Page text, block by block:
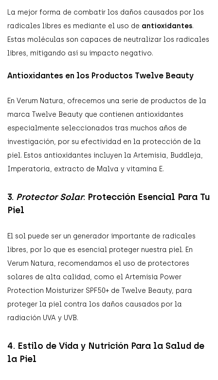
La mejor forma de combatir los daños causados por los
radicales libres es mediante el uso de antioxidantes.
Estas moléculas son capaces de neutralizar los radicales
libres, mitigando así su impacto negativo.
Antioxidantes en los Productos Twelve Beauty
En Verum Natura, ofrecemos una serie de productos de la
marca Twelve Beauty que contienen antioxidantes
especialmente seleccionados tras muchos años de
investigación, por su efectividad en la protección de la
piel. Estos antioxidantes incluyen la Artemisia, Buddleja,
Imperatoria, extracto de Malva y vitamina E.
3. Protector Solar: Protección Esencial Para Tu
Piel
El sol puede ser un generador importante de radicales
libres, por lo que es esencial proteger nuestra piel. En
Verum Natura, recomendamos el uso de protectores
solares de alta calidad, como el Artemisia Power
Protection Moisturizer SPF50+ de Twelve Beauty, para
proteger la piel contra los daños causados por la
radiación UVA y UVB.
4. Estilo de Vida y Nutrición Para la Salud de
la Piel